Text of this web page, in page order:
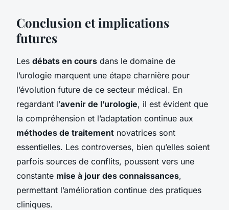
Conclusion et implications
futures
Les débats en cours dans le domaine de
l’urologie marquent une étape charnière pour
l’évolution future de ce secteur médical. En
regardant l’avenir de l’urologie, il est évident que
la compréhension et l’adaptation continue aux
méthodes de traitement novatrices sont
essentielles. Les controverses, bien qu’elles soient
parfois sources de conflits, poussent vers une
constante mise à jour des connaissances,
permettant l’amélioration continue des pratiques
cliniques.